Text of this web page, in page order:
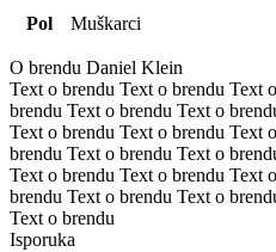
Pol Muškarci
O brendu Daniel Klein
Text o brendu Text o brendu Text
brendu Text o brendu Text o
Text o brendu Text o brendu Text
brendu Text o brendu Text o
Text o brendu Text o brendu Text
brendu Text o brendu Text o
Text o brendu
Isporuka